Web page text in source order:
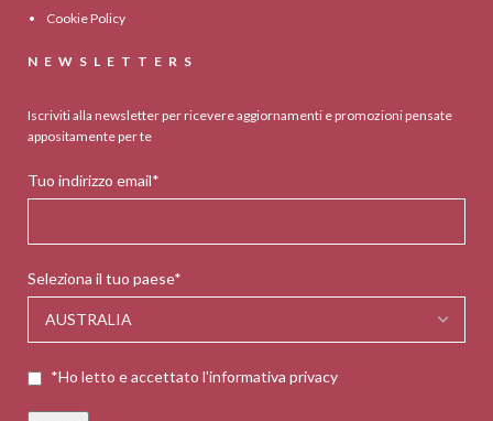
Cookie Policy
NEWSLETTERS
Iscriviti alla newsletter per ricevere aggiornamenti e promozioni pensate
appositamente per te
Tuo indirizzo email*
Seleziona il tuo paese*
*Ho letto e accettato l'informativa privacy